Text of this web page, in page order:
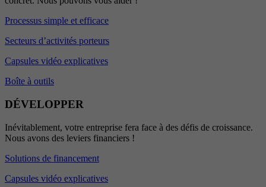
Processus simple et efficace
Secteurs d’activités porteurs
Capsules vidéo explicatives
Boîte à outils
DÉVELOPPER
Inévitablement, votre entreprise fera face à des défis de croissance.
Nous avons des leviers financiers !
Solutions de financement
Capsules vidéo explicatives